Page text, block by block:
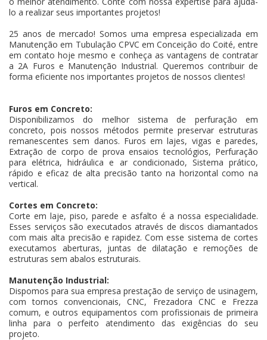
lo a realizar seus importantes projetos!
25 anos de mercado! Somos uma empresa especializada em
Manutenção em Tubulação CPVC em Conceição do Coité, entre
em contato hoje mesmo e conheça as vantagens de contratar
a 2A Furos e Manutenção Industrial. Queremos contribuir de
forma eficiente nos importantes projetos de nossos clientes!
Furos em Concreto:
Disponibilizamos do melhor sistema de perfuração em
concreto, pois nossos métodos permite preservar estruturas
remanescentes sem danos. Furos em lajes, vigas e paredes,
Extração de corpo de prova ensaios tecnológios, Perfuração
para elétrica, hidráulica e ar condicionado, Sistema prático,
rápido e eficaz de alta precisão tanto na horizontal como na
vertical.
Cortes em Concreto:
Corte em laje, piso, parede e asfalto é a nossa especialidade.
Esses serviços são executados através de discos diamantados
com mais alta precisão e rapidez. Com esse sistema de cortes
executamos aberturas, juntas de dilatação e remoções de
estruturas sem abalos estruturais.
Manutenção Industrial:
Dispomos para sua empresa prestação de serviço de usinagem,
com tornos convencionais, CNC, Frezadora CNC e Frezza
comum, e outros equipamentos com profissionais de primeira
linha para o perfeito atendimento das exigências do seu
projeto.